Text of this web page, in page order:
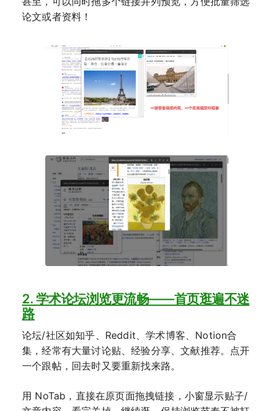
论文或者资料！
2. 学术论坛浏览更流畅——首页逛遍不迷
路
论坛/社区如知乎、Reddit、学术博客、Notion合
集，经常有大量讨论贴、经验分享、文献推荐。点开
一个跟帖，回去时又要重新找来路。
用 NoTab，直接在原页面拖拽链接，小窗显示贴子/